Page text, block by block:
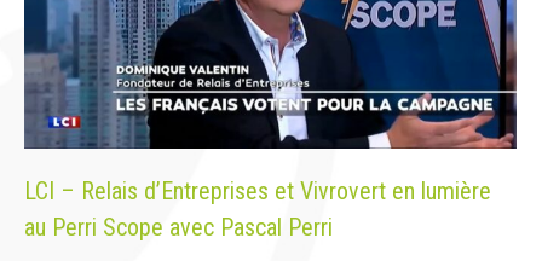
LCI – Relais d’Entreprises et Vivrovert en lumière
au Perri Scope avec Pascal Perri